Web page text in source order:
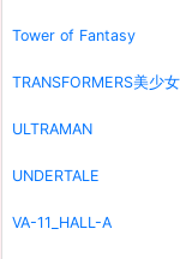
Tower of Fantasy
TRANSFORMERS美少女
ULTRAMAN
UNDERTALE
VA-11_HALL-A